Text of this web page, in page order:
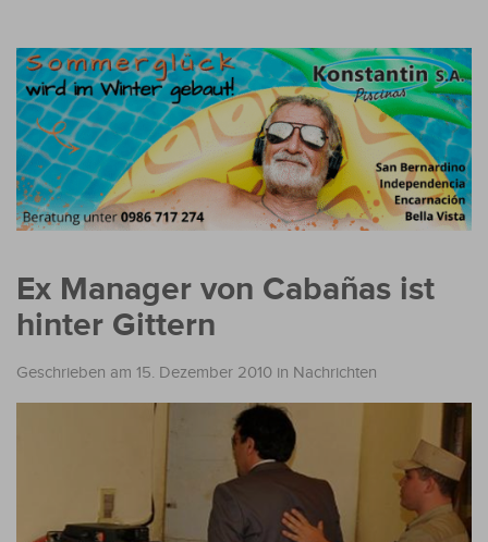
Ex Manager von Cabañas ist
hinter Gittern
Geschrieben am 15. Dezember 2010 in Nachrichten